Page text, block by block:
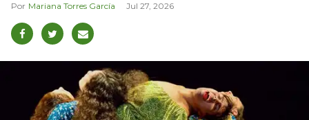
Mariana Torres García Jul 27, 2026